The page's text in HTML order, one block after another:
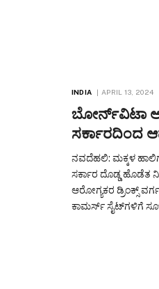
INDIA APRIL 13, 2024
ಬೋರ್ನ್​ವಿಟಾ
ಸರ್ಕಾರದಿಂದ
ನವದೆಹಲಿ: ಮಕ್ಕಳ
ಸರ್ಕಾರ ದೊಡ್ಡ ಹೊಡೆತ
ಆರೋಗ್ಯಕರ ಡ್ರಿಂಕ್ಸ್​
ಕಾಮರ್ಸ್ ಸೈಟ್‌ಗಳಿಗೆ